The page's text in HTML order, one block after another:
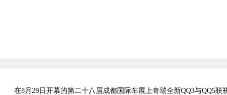
在8月29日开幕的第二十八届成都国际车展上奇瑞全新QQ3与QQ5联